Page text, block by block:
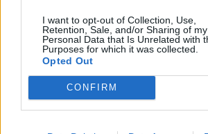
I want to opt-out of Collection, Use,
Retention, Sale, and/or Sharing of my
Personal Data that Is Unrelated with
Purposes for which it was collected.
Opted Out
CONFIRM